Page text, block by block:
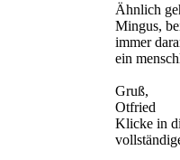
Ähnlich
Mingus,
immer
ein
Gruß,
Otfried
Klicke in